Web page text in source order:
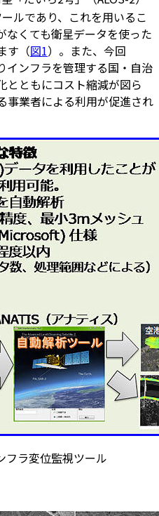
ルであり、これを用いるこ
なくても衛星データを使った
す（図1）。また、今回
インフラを管理する国・自治
とともにコスト縮減が図ら
事業者による利用が促進され
フラ変位監視ツール